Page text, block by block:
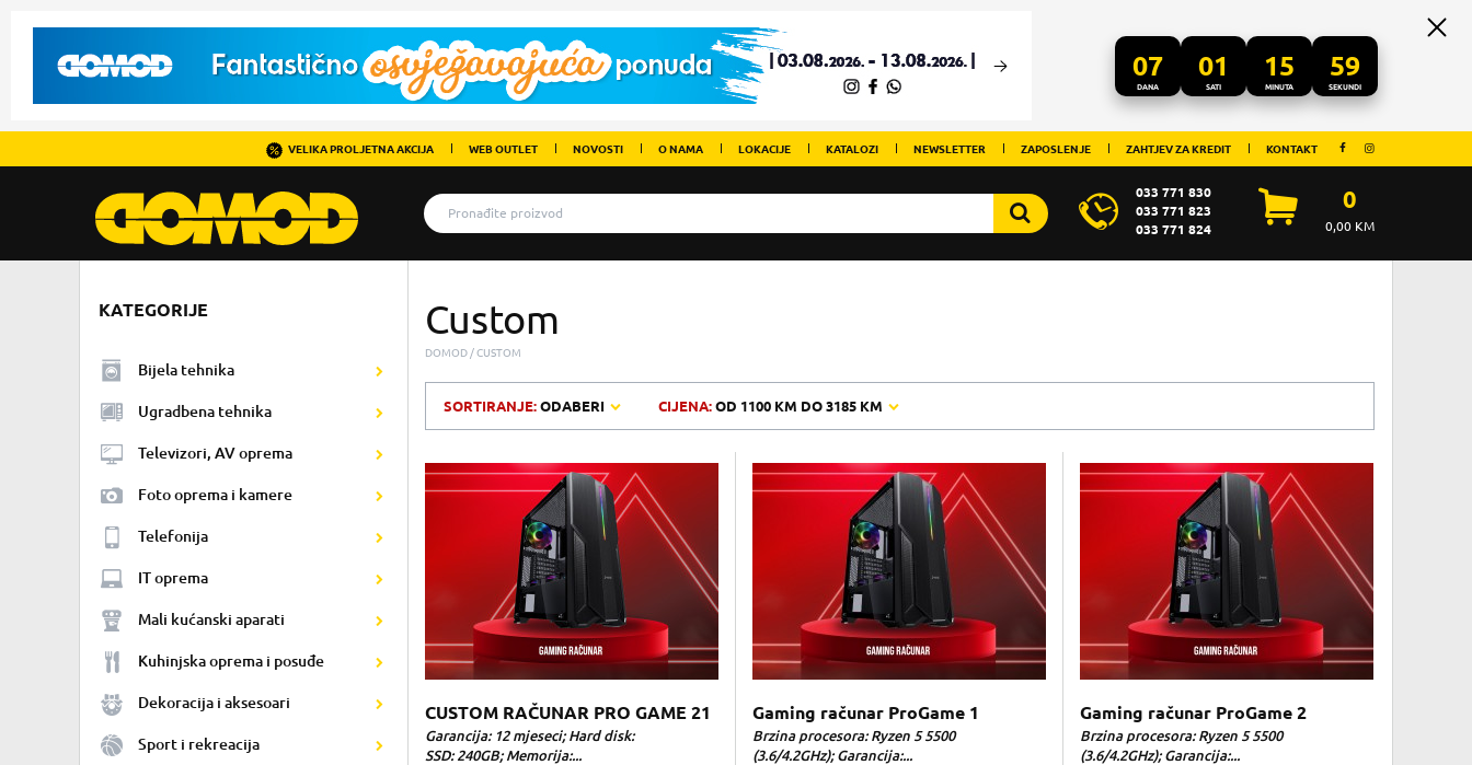
07
DANA
01
SATI
15
MINUTA
58
SEKUNDI
VELIKA PROLJETNA AKCIJA WEB OUTLET NOVOSTI O NAMA LOKACIJE KATALOZI NEWSLETTER ZAPOSLENJE ZAHTJEV ZA KREDIT KONTAKT
033 771 830
033 771 823
033 771 824
0
0,00KM
KATEGORIJE
Bijela tehnika
Ugradbena tehnika
Televizori, AV oprema
Foto oprema i kamere
Telefonija
IT oprema
Mali kućanski aparati
Kuhinjska oprema i posuđe
Dekoracija i aksesoari
Sport i rekreacija
Custom
DOMOD CUSTOM
SORTIRANJE:ODABERI CIJENA:OD 1100 KM DO3185 KM
CUSTOM RAČUNAR PRO GAME 21
Garancija: 12 mjeseci; Hard disk:
SSD: 240GB; Memorija:...
Gaming računar ProGame 1
Brzina procesora: Ryzen 5 5500
(3.6/4.2GHz); Garancija:...
Gaming računar ProGame 2
Brzina procesora: Ryzen 5 5500
(3.6/4.2GHz); Garancija:...